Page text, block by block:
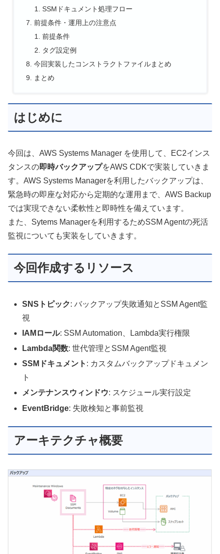
SSMドキュメント処理フロー
前提条件・運用上の注意点
前提条件
タグ設定例
今回実装したコンストラクトファイルまとめ
まとめ
はじめに
今回は、AWS Systems Manager を使用して、EC2インス
タンスの即時バックアップをAWS CDKで実装していきま
す。AWS Systems Managerを利用したバックアップは、
緊急時の即座な対応から定期的な運用まで、AWS Backup
では実現できない柔軟性と即時性を備えています。
また、Sytems Managerを利用するためSSM Agentの死活
監視についても実装をしていきます。
今回作成するリソース
SNSトピック: バックアップ失敗通知とSSM Agent監
視
IAMロール: SSM Automation、Lambda実行権限
Lambda関数: 世代管理とSSM Agent監視
SSMドキュメント : カスタムバックアップドキュメン
ト
メンテナンスウィンドウ: スケジュール実行設定
EventBridge: 失敗検知と事前監視
アーキテクチャ概要